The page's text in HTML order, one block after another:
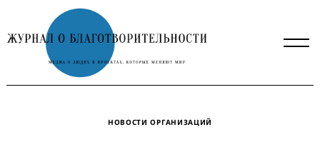
to
content
НОВОСТИ ОРГАНИЗАЦИЙ